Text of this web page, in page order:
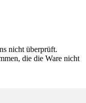
nicht überprüft.
die die Ware nicht